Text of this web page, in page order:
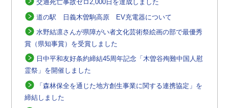
交通死亡事故ゼロ2,000日を達成しました
道の駅 日義木曽駒高原 EV充電器について
水野結凛さんが県障がい者文化芸術祭絵画の部で最優秀
賞（県知事賞）を受賞しました
日中平和友好条約締結45周年記念「木曽谷殉難中国人慰
霊祭」を開催しました
「森林保全を通じた地方創生事業に関する連携協定」を
締結しました